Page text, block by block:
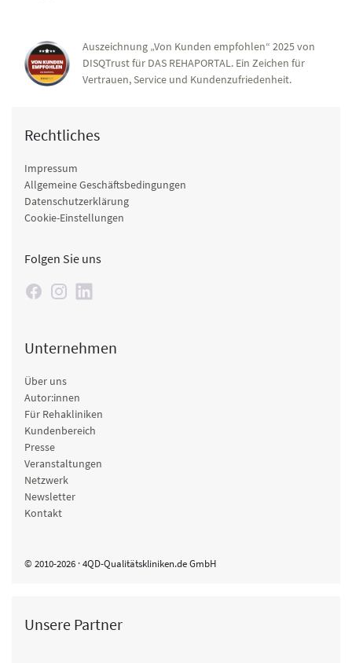
Auszeichnung „Von Kunden empfohlen“ 2025 von
DISQTrust für DAS REHAPORTAL. Ein Zeichen für
Vertrauen, Service und Kundenzufriedenheit.
Rechtliches
Impressum
Allgemeine Geschäftsbedingungen
Datenschutzerklärung
Cookie-Einstellungen
Folgen Sie uns
Unternehmen
Über uns
Autor:innen
Für Rehakliniken
Kundenbereich
Presse
Veranstaltungen
Netzwerk
Newsletter
Kontakt
© 2010-2026 · 4QD-Qualitätskliniken.de GmbH
Unsere Partner